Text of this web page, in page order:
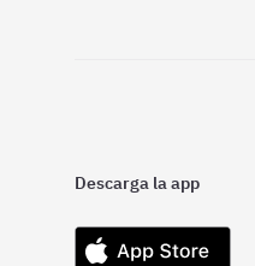
Descarga la app